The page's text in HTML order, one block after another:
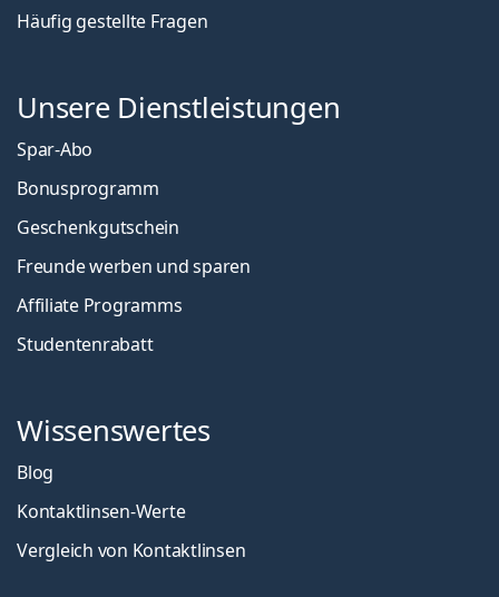
Häufig gestellte Fragen
Unsere Dienstleistungen
Spar-Abo
Bonusprogramm
Geschenkgutschein
Freunde werben und sparen
Affiliate Programms
Studentenrabatt
Wissenswertes
Blog
Kontaktlinsen-Werte
Vergleich von Kontaktlinsen